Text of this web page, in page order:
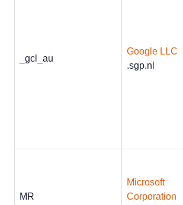
_gcl_au
Google LLC
.sgp.nl
MR
Microsoft
Corporation